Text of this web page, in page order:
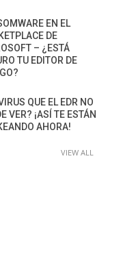
EN EL
DE
– ¿ESTÁ
TU EDITOR DE
QUE EL EDR NO
VER? ¡ASÍ TE ESTÁN
AHORA!
VIEW ALL